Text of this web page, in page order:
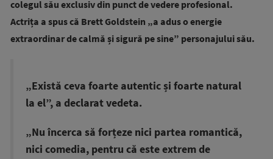
colegul său exclusiv din punct de vedere profesional.
Actrița a spus că Brett Goldstein „a adus o energie
extraordinar de calmă și sigură pe sine” personajului său.
„Există ceva foarte autentic și foarte natural
la el”, a declarat vedeta.
„Nu încerca să forțeze nici partea romantică,
nici comedia, pentru că este extrem de